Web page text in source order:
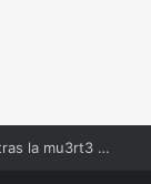
¿Quién es ‘La Beba’? Su reacción en vivo tras la mu3rt3 de César Gastélum se viraliza